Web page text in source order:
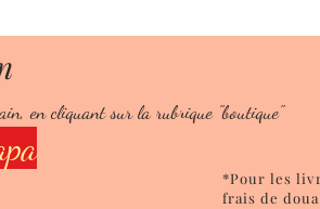
*Pour les
frais de
en cliquant sur la rubrique "boutique"
fait maison
de réduction